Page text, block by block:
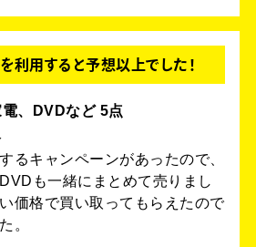
利用すると予想以上でした！
、DVDなど 5点
るキャンペーンがあったので、
も一緒にまとめて売りまし
価格で買い取ってもらえたので
。